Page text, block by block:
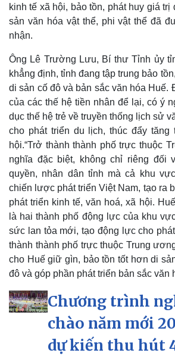
Doanh nghiệp
Thông tin doanh nghiệp
Doanh nghiệp 24h
Doanh nhân
Vì cộng đồng
Công
Sành
Tin
Trải
Chuyển
kinh tế xã hội, bảo tồn, phát huy giá trị
sản văn hóa vật thể, phi vật thể đã
nhận.
Ông Lê Trường Lưu, Bí thư Tỉnh ủy
khẳng định, tỉnh đang tập trung bảo
di sản cố đô và bản sắc văn hóa Huế.
của các thế hệ tiền nhân để lại, có ý
dục thế hệ trẻ về truyền thống lịch sử
cho phát triển du lịch, thúc đẩy
hội.“Trở thành thành phố trực thuộc
nghĩa đặc biệt, không chỉ riêng đối
quyền, nhân dân tỉnh mà cả khu
chiến lược phát triển Việt Nam, tạo ra
phát triển kinh tế, văn hoá, xã hội.
là hai thành phố động lực của khu
sức lan tỏa mới, tạo động lực cho
thành thành phố trực thuộc Trung
cho Huế giữ gìn, bảo tồn tốt hơn di
đô và góp phần phát triển bản sắc văn
Chương trình
chào năm mới
dự kiến thu hút